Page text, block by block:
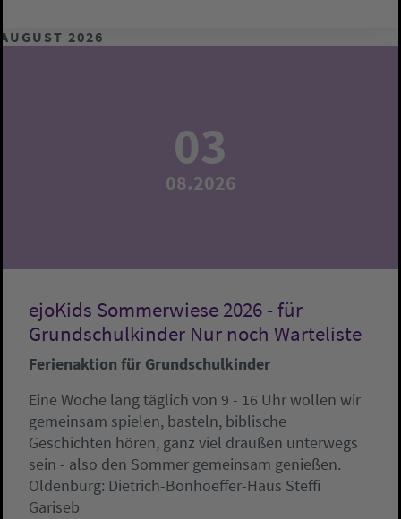
AUGUST 2026
03
08.2026
ejoKids Sommerwiese 2026 - für
Grundschulkinder Nur noch Warteliste
Ferienaktion für Grundschulkinder
Eine Woche lang täglich von 9 - 16 Uhr wollen wir
gemeinsam spielen, basteln, biblische
Geschichten hören, ganz viel draußen unterwegs
sein - also den Sommer gemeinsam genießen.
Oldenburg: Dietrich-Bonhoeffer-Haus Steffi
Gariseb